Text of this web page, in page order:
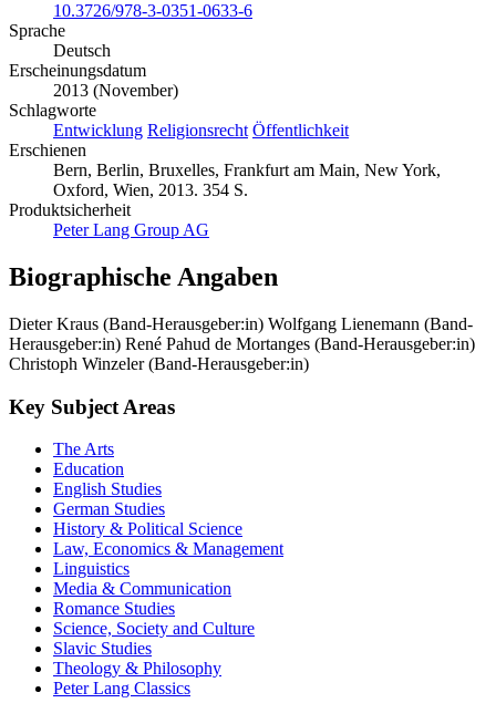
Sprache
Deutsch
Erscheinungsdatum
2013 (November)
Schlagworte
Entwicklung
Erschienen
Bern, Berlin, Bruxelles, Frankfurt am Main, New York,
Oxford, Wien, 2013. 354 S.
Produktsicherheit
Peter Lang Group AG
Herausgeber:in) René Pahud de Mortanges (Band-Herausgeber:in)
Christoph Winzeler (Band-Herausgeber:in)
Education
English Studies
German Studies
History & Political Science
Law, Economics & Management
Linguistics
Media & Communication
Romance Studies
Science, Society and Culture
Slavic Studies
Theology & Philosophy
Peter Lang Classics